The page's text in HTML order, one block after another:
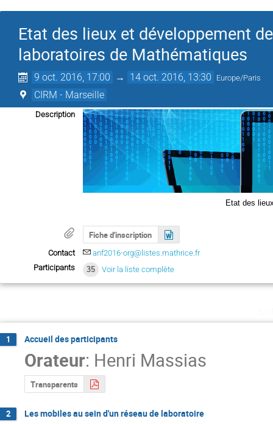
Etat des lieux et développement
laboratoires de Mathématiques
9 oct. 2016, 17:00 → 14 oct. 2016, 13:30 Europe/Paris
CIRM - Marseille
Description
Etat des
Fiche d'inscription
Contact
anf2016-org@listes.mathrice.fr
Participants
35 Voir la liste complète
1 Accueil des participants
Orateur: Henri Massias
Transparents
2 Les mobiles au sein d'un réseau de laboratoire